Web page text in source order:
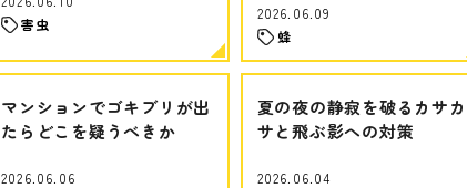
害虫
2026.06.09
蜂
マンションでゴキブリが出
たらどこを疑うべきか
2026.06.06
夏の夜の静寂を破るカサカ
サと飛ぶ影への対策
2026.06.04